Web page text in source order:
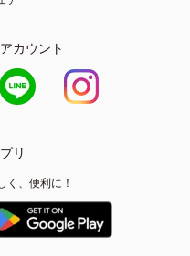
カウント
リ
く、便利に！